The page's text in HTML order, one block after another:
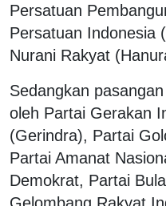
Persatuan
Persatuan Indonesia
Nurani Rakyat
Sedangkan
oleh Partai Gerakan
(Gerindra), Partai
Partai Amanat
Demokrat, Partai